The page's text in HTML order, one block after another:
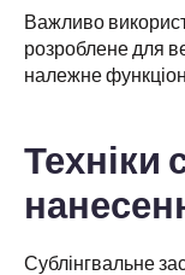
Важливо
розроблене для
належне
Техніки
Сублінгвальне